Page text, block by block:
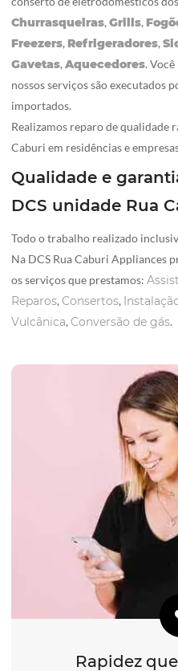
Churrasqueiras, Grills,
Freezers, Refrigeradores,
Gavetas, Aquecedores.
nossos serviços são executados
importados.
Realizamos reparo de qualidade
Caburi em residências e
Qualidade e
DCS unidade Rua
Todo o trabalho realizado
Na DCS Rua Caburi Appliances
os serviços que prestamos:
Reparos, Consertos,
Vulcânica, Conversão de gás.
Rapidez